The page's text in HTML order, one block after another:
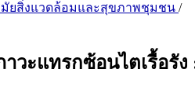
มัยสิ่งแวดล้อมและสุขภาพชุมชน /
วะแทรกซ้อนไตเรื้อรั